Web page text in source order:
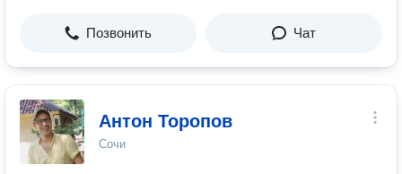
Позвонить Чат
Антон Торопов
Сочи